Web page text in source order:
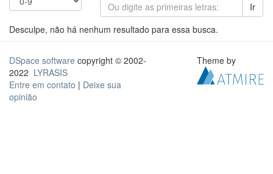
Ir
Desculpe, não há nenhum resultado para essa busca.
DSpace software copyright © 2002-
2022 LYRASIS
Entre em contato | Deixe sua
opinião
Theme by